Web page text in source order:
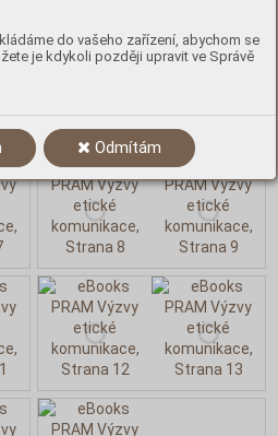
do vašeho zařízení, abychom se
je kdykoli později upravit ve Správě
Odmítám